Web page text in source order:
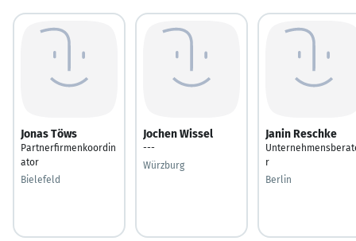
Jonas Töws
Partnerfirmenkoordin
ator
Bielefeld
Jochen Wissel
---
Würzburg
Janin Reschke
r
Berlin